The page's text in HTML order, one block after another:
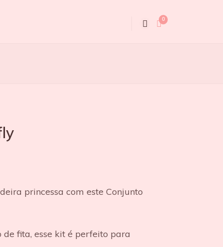
0
princessa com este Conjunto
de fita, esse kit é perfeito para